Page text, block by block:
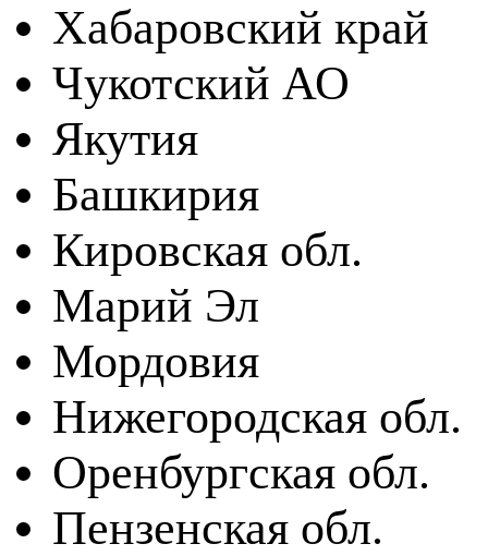
Хабаровский край
Чукотский АО
Якутия
Башкирия
Кировская обл.
Марий Эл
Мордовия
Нижегородская обл.
Оренбургская обл.
Пензенская обл.